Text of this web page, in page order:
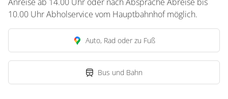
10.00 Uhr Abholservice vom Hauptbahnhof möglich.
Auto, Rad oder zu Fuß
Bus und Bahn